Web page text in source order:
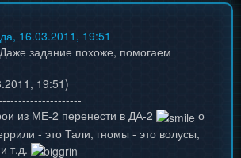
16.03.2011, 19:51
задание похоже, помогаем
19:51)
из МЕ-2 перенести в ДА-2
о
- это Тали, гномы - это волусы,
т.д.